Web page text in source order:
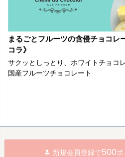
まるごとフルーツの含侵チョコレ
コラ》
サクッとしっとり、ホワイトチョコ
国産フルーツチョコレート
新規会員登録で500